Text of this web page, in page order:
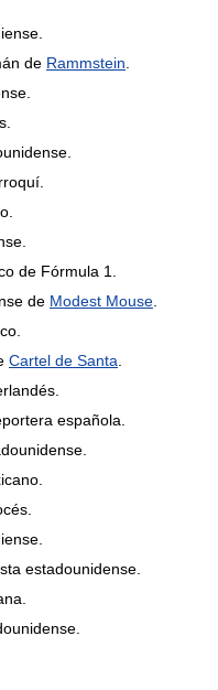
de Rammstein.
de Fórmula 1.
de Modest Mouse.
Cartel de Santa.
española.
estadounidense.